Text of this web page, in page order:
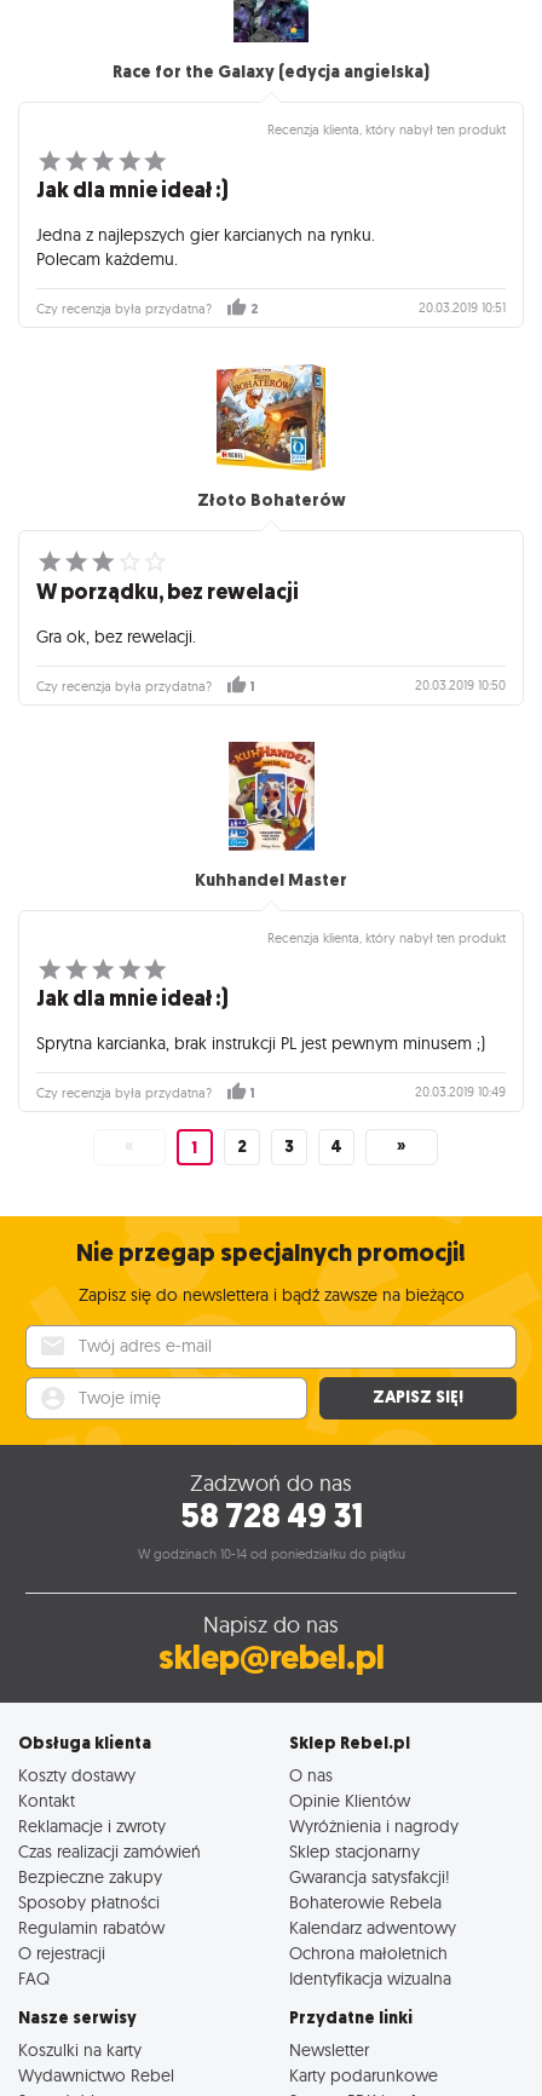
Race for the Galaxy (edycja angielska)
Recenzja klienta, który nabył ten produkt
Jak dla mnie ideał :)
Jedna z najlepszych gier karcianych na rynku.
Polecam każdemu.
Czy recenzja była przydatna? 2 20.03.2019 10:51
Złoto Bohaterów
W porządku, bez rewelacji
Gra ok, bez rewelacji.
Czy recenzja była przydatna? 1 20.03.2019 10:50
Kuhhandel Master
Recenzja klienta, który nabył ten produkt
Jak dla mnie ideał :)
Sprytna karcianka, brak instrukcji PL jest pewnym minusem ;)
Czy recenzja była przydatna? 1 20.03.2019 10:49
« 1 2 3 4 »
Nie przegap specjalnych promocji!
Zapisz się do newslettera i bądź zawsze na bieżąco
ZAPISZ SIĘ!
Zadzwoń do nas
58 728 49 31
W godzinach 10-14 od poniedziałku do piątku
Napisz do nas
sklep@rebel.pl
Obsługa klienta
Koszty dostawy
Kontakt
Reklamacje i zwroty
Czas realizacji zamówień
Bezpieczne zakupy
Sposoby płatności
Regulamin rabatów
O rejestracji
FAQ
Sklep Rebel.pl
O nas
Opinie Klientów
Wyróżnienia i nagrody
Sklep stacjonarny
Gwarancja satysfakcji!
Bohaterowie Rebela
Kalendarz adwentowy
Ochrona małoletnich
Identyfikacja wizualna
Nasze serwisy
Koszulki na karty
Wydawnictwo Rebel
Przydatne linki
Newsletter
Karty podarunkowe